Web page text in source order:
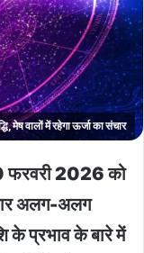
मेष वालों में रहेगा ऊर्जा का संचार
2026 को
अलग-अलग
के प्रभाव के बारे में